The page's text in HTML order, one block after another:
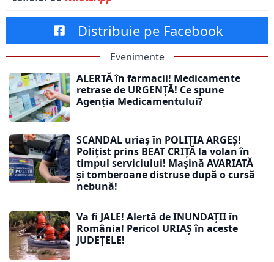
Distribuie pe Facebook
Evenimente
ALERTĂ în farmacii! Medicamente
retrase de URGENȚĂ! Ce spune
Agenția Medicamentului?
SCANDAL uriaș în POLIȚIA ARGEȘ!
Polițist prins BEAT CRIȚĂ la volan în
timpul serviciului! Mașină AVARIATĂ
și tomberoane distruse după o cursă
nebună!
Va fi JALE! Alertă de INUNDAȚII în
România! Pericol URIAȘ în aceste
JUDEȚELE!